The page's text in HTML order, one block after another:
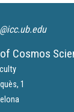
Cosmos
1